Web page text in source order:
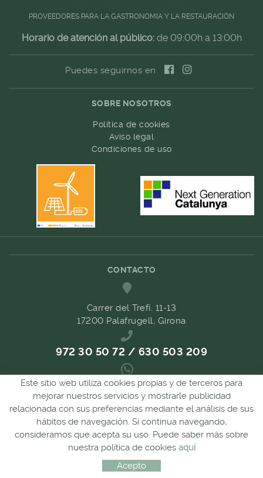
PROVEEDORES PARA LA GASTRONOMIA Y LA RESTAURACIÓN
Horario de atención al público:de 09:00h a 13:00h
Puedes seguirnos en
SOBRE NOSOTROS
Política de cookies
Aviso legal
Condiciones de uso
CONTACTO
Carrer del Trefí. 11-13
17200 Palafrugell, Girona
972 30 50 72 / 630 503 209
689 657 489
comandes@forpasgastronomia.com
MICROLÒGIC, SLU
Este sitio web utiliza cookies propias y de terceros para
mejorar nuestros servicios y mostrarle publicidad
relacionada con sus preferencias mediante el análisis de sus
hábitos de navegación. Si continua navegando,
consideramos que acepta su uso. Puede saber más sobre
nuestra política de cookies aquí
Acepto